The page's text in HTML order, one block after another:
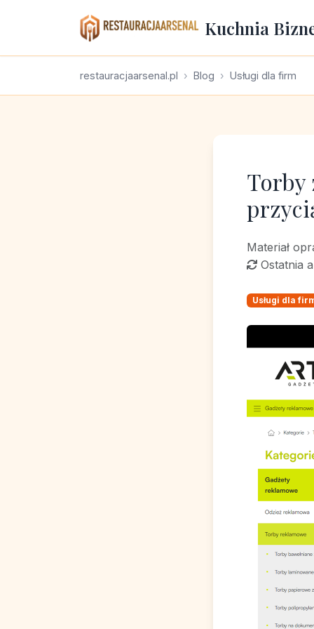
Kuchnia
restauracjaarsenal.pl Blog Usługi dla firm
Torby
Materiał
Ostatnia
Usługi dla